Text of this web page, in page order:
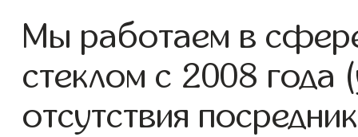
Мы работаем в
стеклом с 2008 года
отсутствия